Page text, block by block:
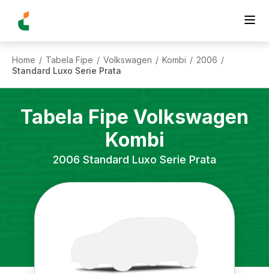
Home / Tabela Fipe / Volkswagen / Kombi / 2006 /
Standard Luxo Serie Prata
Tabela Fipe Volkswagen
Kombi
2006 Standard Luxo Serie Prata